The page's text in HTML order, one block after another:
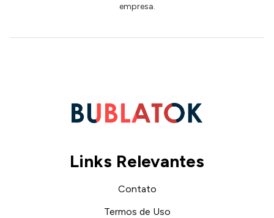
empresa.
Links Relevantes
Contato
Termos de Uso